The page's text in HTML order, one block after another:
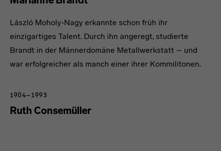
László Moholy-Nagy erkannte schon früh ihr
einzigartiges Talent. Durch ihn angeregt, studierte
Brandt in der Männerdomäne Metallwerkstatt – und
war erfolgreicher als manch einer ihrer Kommilitonen.
Ruth Consemüller
1904–1993